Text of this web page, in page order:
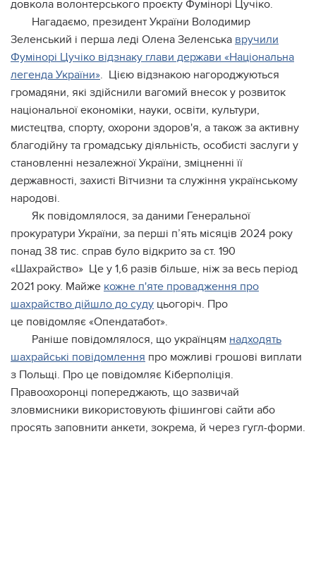
довкола волонтерського проєкту Фумінорі Цучіко.
Нагадаємо, президент України Володимир
Зеленський і перша леді Олена Зеленська вручили
Фумінорі Цучіко відзнаку глави держави «Національна
легенда України». Цією відзнакою нагороджуються
громадяни, які здійснили вагомий внесок у розвиток
національної економіки, науки, освіти, культури,
мистецтва, спорту, охорони здоров'я, а також за активну
благодійну та громадську діяльність, особисті заслуги у
становленні незалежної України, зміцненні її
державності, захисті Вітчизни та служіння українському
народові.
Як повідомлялося, за даними Генеральної
прокуратури України, за перші п’ять місяців 2024 року
понад 38 тис. справ було відкрито за ст. 190
«Шахрайство» Це у 1,6 разів більше, ніж за весь період
2021 року. Майже кожне п'яте провадження про
шахрайство дійшло до суду цьогоріч. Про
це повідомляє «Опендатабот».
Раніше повідомлялося, що українцям надходять
шахрайські повідомлення про можливі грошові виплати
з Польщі. Про це повідомляє Кіберполіція.
Правоохоронці попереджають, що зазвичай
зловмисники використовують фішингові сайти або
просять заповнити анкети, зокрема, й через гугл-форми.